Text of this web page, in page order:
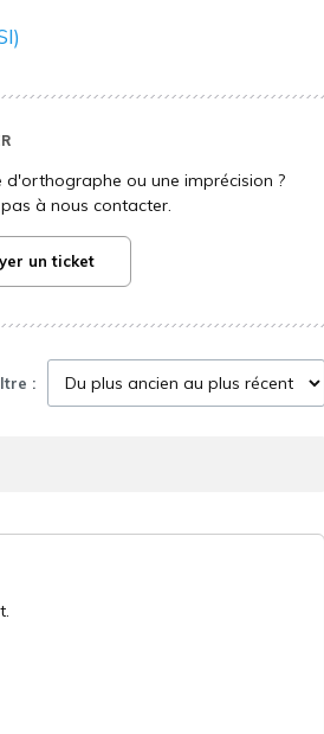
d'orthographe ou une imprécision ?
à nous contacter.
un ticket
: